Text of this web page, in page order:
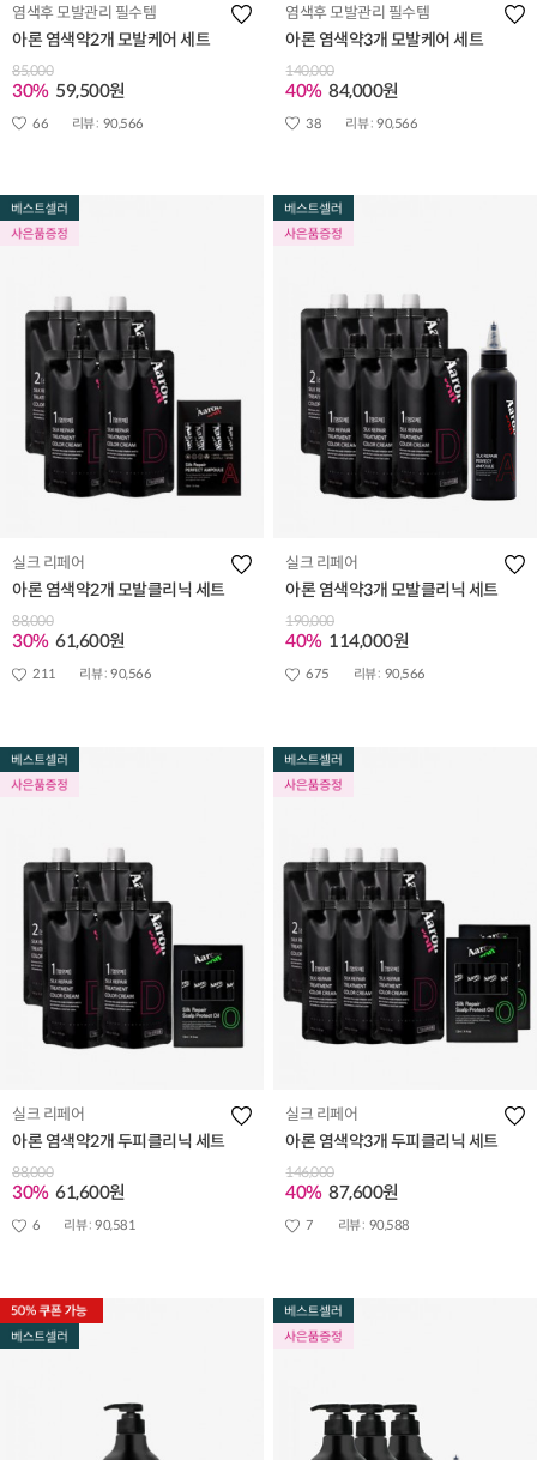
염색후 모발관리 필수템
아론 염색약2개 모발케어 세트
85,000
30% 59,500원
66 리뷰 : 90,566
염색후 모발관리 필수템
아론 염색약3개 모발케어 세트
140,000
40% 84,000원
38 리뷰 : 90,566
실크 리페어
아론 염색약2개 모발클리닉 세트
88,000
30% 61,600원
211 리뷰 : 90,566
실크 리페어
아론 염색약3개 모발클리닉 세트
190,000
40% 114,000원
675 리뷰 : 90,566
실크 리페어
아론 염색약2개 두피클리닉 세트
88,000
30% 61,600원
6 리뷰 : 90,581
실크 리페어
아론 염색약3개 두피클리닉 세트
146,000
40% 87,600원
7 리뷰 : 90,588